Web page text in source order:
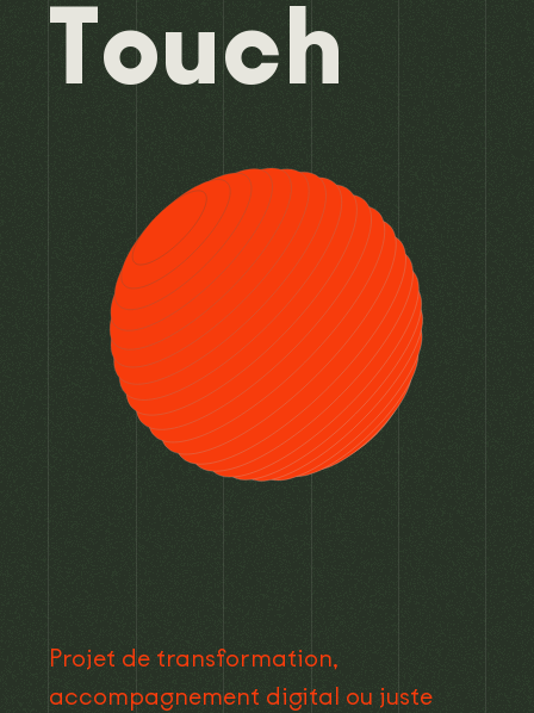
Touch
Projet de transformation,
accompagnement digital ou juste